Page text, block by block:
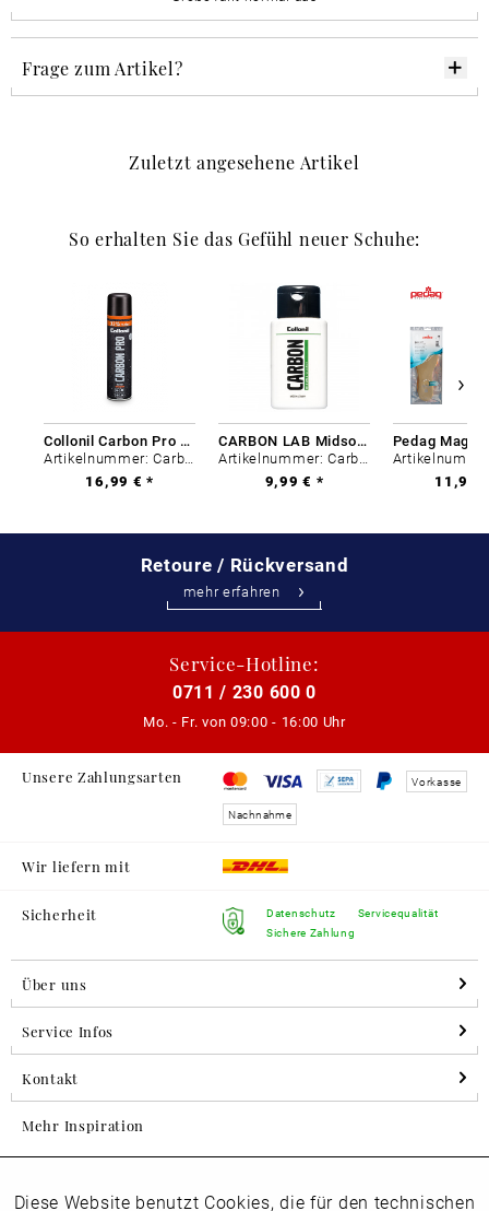
Frage zum Artikel?
Zuletzt angesehene Artikel
So erhalten Sie das Gefühl neuer Schuhe:
Collonil Carbon Pro 400 ml
Artikelnummer: Carbon-0
16,99 € *
CARBON LAB Midsole Cleaner
Artikelnummer: Carbon-0
9,99 € *
11,99
Retoure / Rückversand
mehr erfahren
Service-Hotline:
0711 / 230 600 0
Mo. - Fr. von 09:00 - 16:00 Uhr
Unsere Zahlungsarten Vorkasse
Nachnahme
Wir liefern mit
Sicherheit
Datenschutz
Sichere Zahlung
Servicequalität
Über uns
Service Infos
Kontakt
Mehr Inspiration
Folgen Sie uns auf Instagram
Funktionale Aktiv
Diese Website benutzt Cookies, die für den technischen